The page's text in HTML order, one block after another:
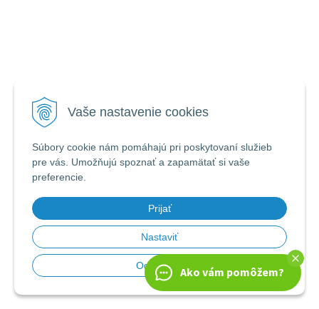
Vaše nastavenie cookies
Súbory cookie nám pomáhajú pri poskytovaní služieb
pre vás. Umožňujú spoznať a zapamätať si vaše
preferencie.
Prijať
Nastaviť
Odmietnuť Ako vám pomôžem?